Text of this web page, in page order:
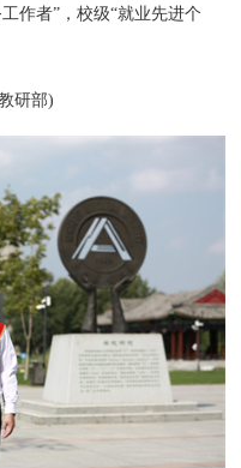
作者”，校级“就业先进个
研部)